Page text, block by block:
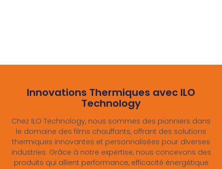
Innovations Thermiques avec ILO
Technology
Chez ILO Technology, nous sommes des pionniers dans
le domaine des films chauffants, offrant des solutions
thermiques innovantes et personnalisées pour diverses
industries. Grâce à notre expertise, nous concevons des
produits qui allient performance, efficacité énergétique